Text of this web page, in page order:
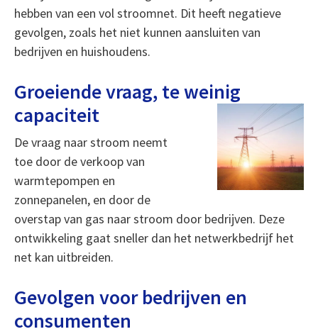
hebben van een vol stroomnet. Dit heeft negatieve
gevolgen, zoals het niet kunnen aansluiten van
bedrijven en huishoudens.
Groeiende vraag, te weinig
capaciteit
De vraag naar stroom neemt
toe door de verkoop van
warmtepompen en
zonnepanelen, en door de
overstap van gas naar stroom door bedrijven. Deze
ontwikkeling gaat sneller dan het netwerkbedrijf het
net kan uitbreiden.
Gevolgen voor bedrijven en
consumenten